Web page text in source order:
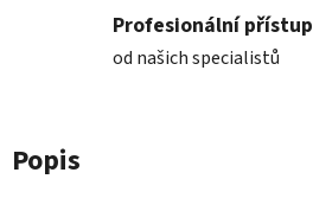
Profesionální přístup
od našich specialistů
Popis